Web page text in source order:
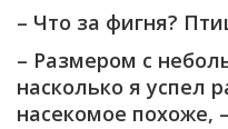
– Что за фигня?
– Размером с
насколько я успел
насекомое похоже,